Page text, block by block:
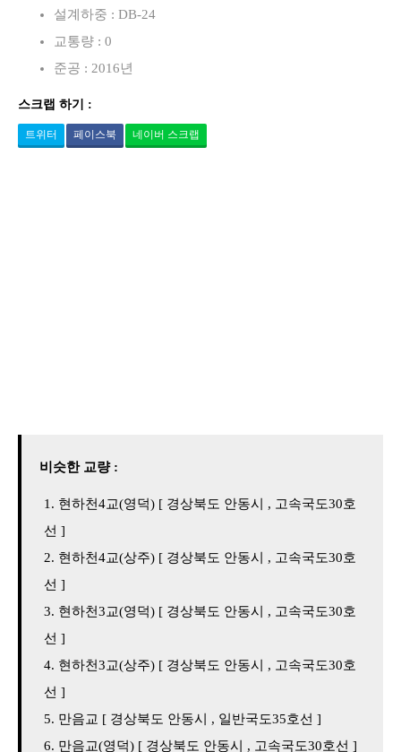
설계하중 : DB-24
교통량 : 0
준공 : 2016년
스크랩 하기 :
트위터 페이스북 네이버 스크랩
비슷한 교량 :
현하천4교(영덕) [ 경상북도 안동시 , 고속국도30호
선 ]
현하천4교(상주) [ 경상북도 안동시 , 고속국도30호
선 ]
현하천3교(영덕) [ 경상북도 안동시 , 고속국도30호
선 ]
현하천3교(상주) [ 경상북도 안동시 , 고속국도30호
선 ]
만음교 [ 경상북도 안동시 , 일반국도35호선 ]
만음교(영덕) [ 경상북도 안동시 , 고속국도30호선 ]